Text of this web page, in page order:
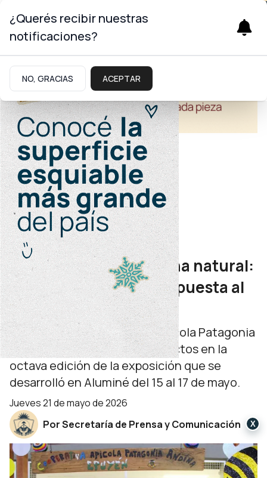
Economía
Experiencias Alumiel
Miel, hongos y medicina natural:
una cooperativa que apuesta al
trabajo en comunidad
Se trata de la Cooperativa Apícola Patagonia
Andina, que mostró sus productos en la
octava edición de la exposición que se
desarrolló en Aluminé del 15 al 17 de mayo.
jueves 21 de mayo de 2026
Por Secretaría de Prensa y Comunicación
¿Querés recibir nuestras
notificaciones?
NO, GRACIAS ACEPTAR
X